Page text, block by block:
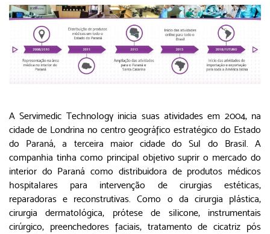
A Servimedic Technology inicia suas atividades em 2004, na
cidade de Londrina no centro geográfico estratégico do Estado
do Paraná, a terceira maior cidade do Sul do Brasil. A
companhia tinha como principal objetivo suprir o mercado do
interior do Paraná como distribuidora de produtos médicos
hospitalares para intervenção de cirurgias estéticas,
reparadoras e reconstrutivas. Como o da cirurgia plástica,
cirurgia dermatológica, prótese de silicone, instrumentais
cirúrgico, preenchedores faciais, tratamento de cicatriz pós